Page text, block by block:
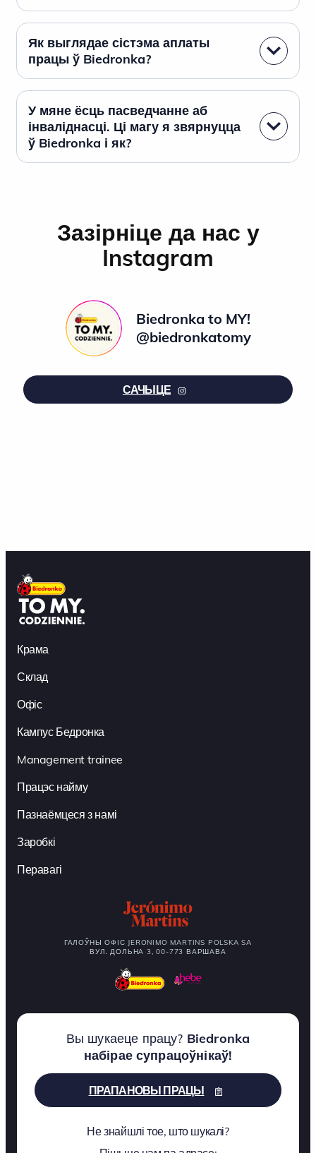
Як выглядае сістэма аплаты
працы ў Biedronka?
У мяне ёсць пасведчанне аб
інваліднасці. Ці магу я звярнуцца
ў Biedronka і як?
Зазірніце да нас у
Instagram
Biedronka to MY!
@biedronkatomy
САЧЫЦЕ
Крама
Склад
Офіс
Кампус Бедронка
Management trainee
Працэс найму
Пазнаёмцеся з намі
Заробкі
Перавагі
ГАЛОЎНЫ ОФІС JERONIMO MARTINS POLSKA SA
ВУЛ. ДОЛЬНА 3, 00-773 ВАРШАВА
Вы шукаеце працу? Biedronka
набірае супрацоўнікаў!
ПРАПАНОВЫ ПРАЦЫ
Не знайшлі тое, што шукалі?